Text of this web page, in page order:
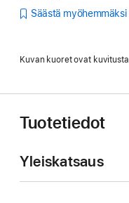
Säästä myöhemmäksi
Kuvan kuoret ovat kuvitusta.
Tuotetiedot
Yleiskatsaus